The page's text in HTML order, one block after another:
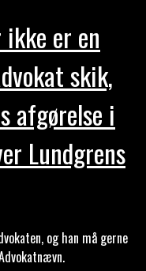
ikke er en
skik,
afgørelse i
Lundgrens
og han må gerne